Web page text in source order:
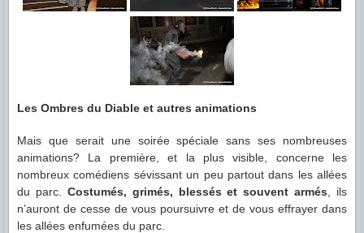
Les Ombres du Diable et autres animations
Mais que serait une soirée spéciale sans ses nombreuses
animations? La première, et la plus visible, concerne les
nombreux comédiens sévissant un peu partout dans les allées
du parc. Costumés, grimés, blessés et souvent armés , ils
n’auront de cesse de vous poursuivre et de vous effrayer dans
les allées enfumées du parc.